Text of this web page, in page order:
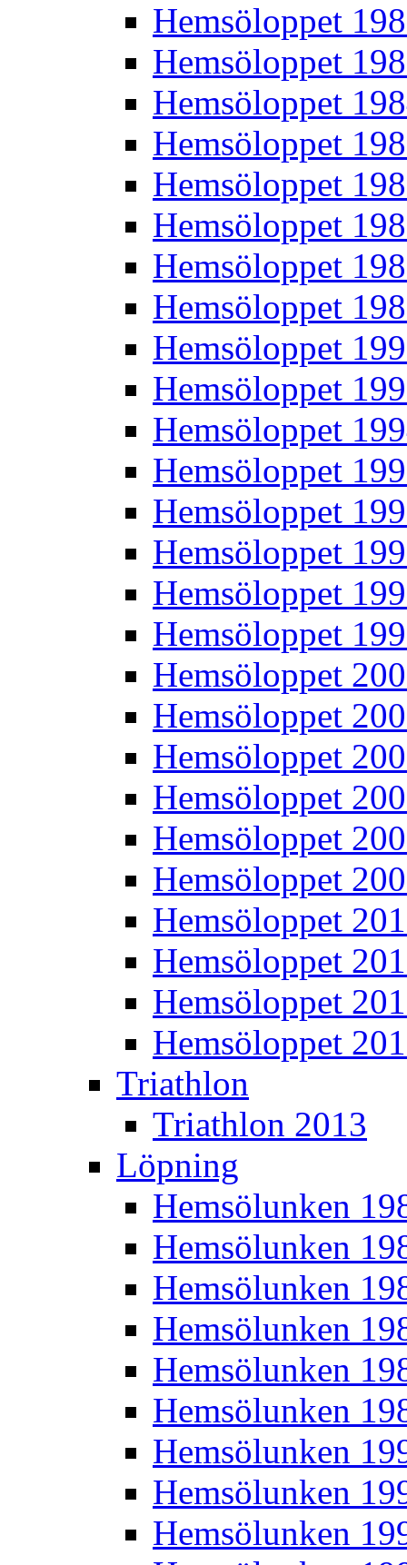
Hemsöloppet
Hemsöloppet
Hemsöloppet
Hemsöloppet
Hemsöloppet
Hemsöloppet
Hemsöloppet
Hemsöloppet
Hemsöloppet
Hemsöloppet
Hemsöloppet
Hemsöloppet
Hemsöloppet
Hemsöloppet
Hemsöloppet
Hemsöloppet
Hemsöloppet
Hemsöloppet
Hemsöloppet
Hemsöloppet
Hemsöloppet
Hemsöloppet
Hemsöloppet
Hemsöloppet
Hemsöloppet
Hemsöloppet
Triathlon
Triathlon 2013
Löpning
Hemsölunken
Hemsölunken
Hemsölunken
Hemsölunken
Hemsölunken
Hemsölunken
Hemsölunken
Hemsölunken
Hemsölunken